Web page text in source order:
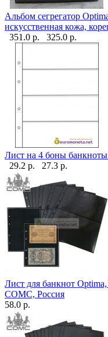
Альбом сегрегатор
искусственная кожа,
351.0 р.
325.0 р.
Лист на 4 боны
29.2 р.
27.3 р.
Лист для банкнот
СОМС, Россия
58.0 р.